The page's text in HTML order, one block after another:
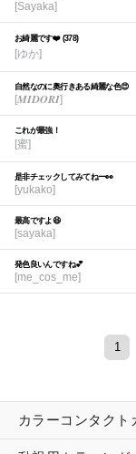
[Sayaka]
お綺麗です❤️ (378)
[ゆか]
自然なのに奥行きある綺麗な色😍
[𝑴𝑰𝑫𝑶𝑹𝑰]
これが最強！
[蜜]
是非チェックしてみてねー👀
[yukako]
最高ですよ😆
[sayaka]
発色良いんですね💕︎
[me_cos_me]
1
カラーコンタクト